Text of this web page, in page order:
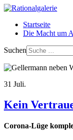
Startseite
Die Macht um
Suchen
31 Juli.
Kein
Corona-Lüge